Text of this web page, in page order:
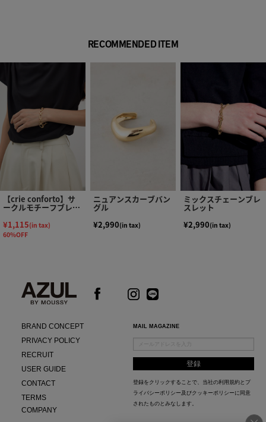
RECOMMENDED ITEM
【crie conforto】サ
ークルモチーフブレス
レット
¥1,115(in tax)
60%OFF
ニュアンスカーブバン
グル
¥2,990(in tax)
ミックスチェーンブレ
スレット
¥2,990(in tax)
BRAND CONCEPT
PRIVACY POLICY
RECRUIT
USER GUIDE
CONTACT
TERMS
COMPANY
MAIL MAGAZINE
登録をクリックすることで、当社の利用規約と プ
ライバシーポリシー及びクッキーポリシー に同意
されたものとみなします。